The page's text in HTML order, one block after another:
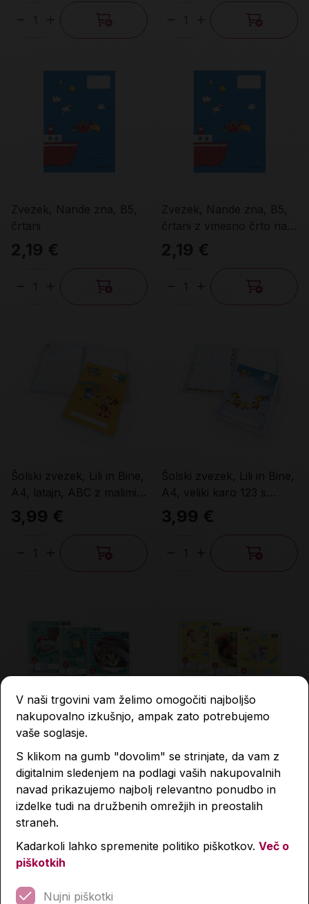
Količina Količina
Zvezek, Nande zna, B5,
črtani
2,19 €
Količina
Zvezek, Nande zna, B5,
črtani z vmesno črto na
obeh straneh
2,19 €
Količina
Šolski zvezek, Lili in Bine,
A4, latajn, ABC z malimi
tiskanimi črkami
3,99 €
Količina
Šolski zvezek, Lili in Bine,
A4, veliki karo 123 s
številkami
3,99 €
Količina
Zvezek, TakoLahko P2,
B5, 40-listni, latajn
2,10 €
Količina
B5, 40-listni, črte 11 mm
2,10 €
V naši trgovini vam želimo omogočiti najboljšo
nakupovalno izkušnjo, ampak zato potrebujemo
vaše soglasje.
S klikom na gumb "dovolim" se strinjate, da vam z
digitalnim sledenjem na podlagi vaših nakupovalnih
navad prikazujemo najbolj relevantno ponudbo in
izdelke tudi na družbenih omrežjih in preostalih
straneh.
Kadarkoli lahko spremenite politiko piškotkov. Več o
piškotkih
Nujni piškotki